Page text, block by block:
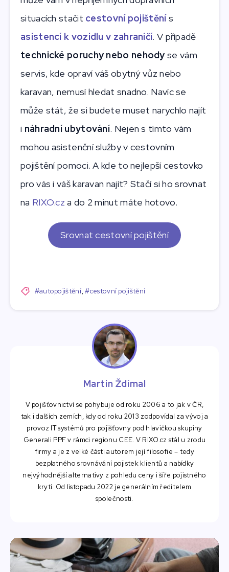
situacích stačit cestovní pojištěnís
asistencí k vozidlu v zahraničí. V případě
technické poruchy nebo nehody se vám
servis, kde opraví váš obytný vůz nebo
karavan, nemusí hledat snadno. Navíc se
může stát, že si budete muset narychlo najít
i náhradní ubytování. Nejen s tímto vám
mohou asistenční služby v cestovním
pojištění pomoci. A kde to nejlepší cestovko
pro vás i váš karavan najít? Stačí si ho srovnat
na RIXO.cz a do 2 minut máte hotovo.
Srovnat cestovní pojištění
#autopojištění,#cestovní pojištění
Martin Ždímal
V pojišťovnictví se pohybuje od roku 2006 a to jak v ČR,
tak i dalších zemích, kdy od roku 2013 zodpovídal za vývoj a
provoz IT systémů pro pojišťovny pod hlavičkou skupiny
Generali PPF v rámci regionu CEE. V RIXO.cz stál u zrodu
firmy a je z velké části autorem její filosofie – tedy
bezplatného srovnávání pojistek klientů a nabídky
nejvýhodnější alternativy z pohledu ceny i šíře pojistného
krytí. Od listopadu 2022 je generálním ředitelem
společnosti.